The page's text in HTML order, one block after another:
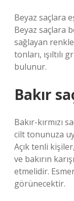
Beyaz saçlara
Beyaz saçlara
sağlayan
tonları, ışıltılı
bulunur.
Bakır
Bakır-kırmızı
cilt tonunuza
Açık tenli
ve bakırın
etmelidir.
görünecektir.